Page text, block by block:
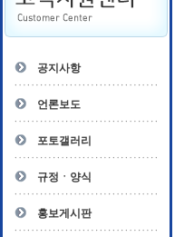
상담사 자격증 확인
- 피해상담사 1급
- 전문수련감독자
- 전문수련기관
공지사항
언론보도
포토갤러리
규정ㆍ양식
홍보게시판